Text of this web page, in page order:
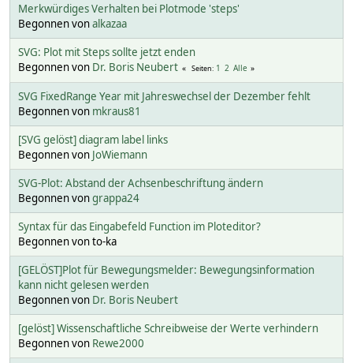
Merkwürdiges Verhalten bei Plotmode 'steps'
Begonnen vonalkazaa
SVG: Plot mit Steps sollte jetzt enden
Begonnen von Dr. Boris Neubert Seiten 1 2 Alle
SVG FixedRange Year mit Jahreswechsel der Dezember fehlt
Begonnen von mkraus81
[SVG gelöst] diagram label links
Begonnen von JoWiemann
SVG-Plot: Abstand der Achsenbeschriftung ändern
Begonnen vongrappa24
Syntax für das Eingabefeld Function im Ploteditor?
Begonnen von to-ka
[GELÖST]Plot für Bewegungsmelder: Bewegungsinformation
kann nicht gelesen werden
Begonnen von Dr. Boris Neubert
[gelöst] Wissenschaftliche Schreibweise der Werte verhindern
Begonnen von Rewe2000